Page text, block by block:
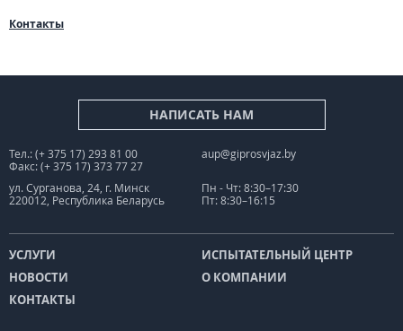
Контакты
НАПИСАТЬ НАМ
Тел.: (+ 375 17) 293 81 00
Факс: (+ 375 17) 373 77 27
aup@giprosvjaz.by
ул. Сурганова, 24, г. Минск
220012, Республика Беларусь
Пн - Чт: 8:30–17:30
Пт: 8:30–16:15
УСЛУГИ
ИСПЫТАТЕЛЬНЫЙ ЦЕНТР
НОВОСТИ
О КОМПАНИИ
КОНТАКТЫ